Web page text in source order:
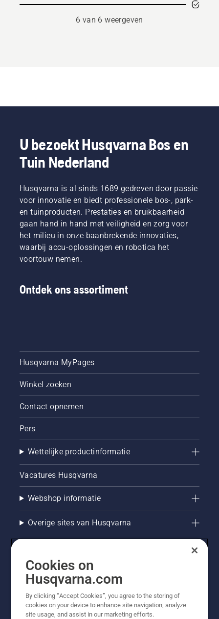
6 van 6 weergeven
U bezoekt Husqvarna Bos en
Tuin Nederland
Husqvarna is al sinds 1689 gedreven door passie
voor innovatie en biedt professionele bos-, park-
en tuinproducten. Prestaties en bruikbaarheid
gaan hand in hand met veiligheid en zorg voor
het milieu in onze baanbrekende innovaties,
waarbij accu-oplossingen en robotica het
voortouw nemen.
Ontdek ons assortiment
Husqvarna MyPages
Winkel zoeken
Contact opnemen
Pers
Wettelijke productinformatie
Vacatures Husqvarna
Webshop informatie
Overige sites van Husqvarna
Cookies on
Husqvarna.com
By clicking “Accept Cookies”, you agree to the storing of
cookies on your device to enhance site navigation, analyze
site usage, and assist in our marketing efforts.